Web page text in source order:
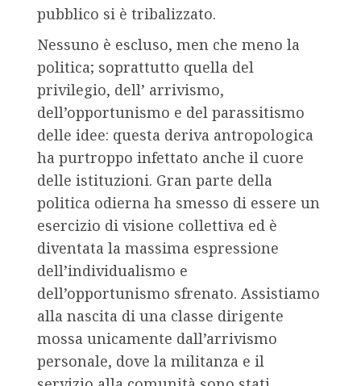
pubblico si è tribalizzato.
Nessuno è escluso, men che meno la
politica; soprattutto quella del
privilegio, dell’ arrivismo,
dell’opportunismo e del parassitismo
delle idee: questa deriva antropologica
ha purtroppo infettato anche il cuore
delle istituzioni. Gran parte della
politica odierna ha smesso di essere un
esercizio di visione collettiva ed è
diventata la massima espressione
dell’individualismo e
dell’opportunismo sfrenato. Assistiamo
alla nascita di una classe dirigente
mossa unicamente dall’arrivismo
personale, dove la militanza e il